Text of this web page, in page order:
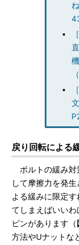
戻り回転による
ボルトの緩み対
して摩擦力を発
よる緩みに限定
てしまえばいい
ピンがあります（
方法やUナットな